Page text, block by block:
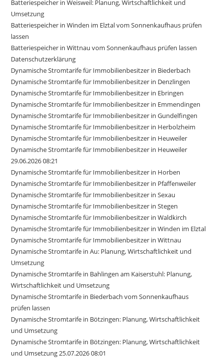
Batteriespeicher in Weisweil: Planung, Wirtschaftlichkeit und
Umsetzung
Batteriespeicher in Winden im Elztal vom Sonnenkaufhaus prüfen
lassen
Batteriespeicher in Wittnau vom Sonnenkaufhaus prüfen lassen
Datenschutzerklärung
Dynamische Stromtarife für Immobilienbesitzer in Biederbach
Dynamische Stromtarife für Immobilienbesitzer in Denzlingen
Dynamische Stromtarife für Immobilienbesitzer in Ebringen
Dynamische Stromtarife für Immobilienbesitzer in Emmendingen
Dynamische Stromtarife für Immobilienbesitzer in Gundelfingen
Dynamische Stromtarife für Immobilienbesitzer in Herbolzheim
Dynamische Stromtarife für Immobilienbesitzer in Heuweiler
Dynamische Stromtarife für Immobilienbesitzer in Heuweiler
29.06.2026 08:21
Dynamische Stromtarife für Immobilienbesitzer in Horben
Dynamische Stromtarife für Immobilienbesitzer in Pfaffenweiler
Dynamische Stromtarife für Immobilienbesitzer in Sexau
Dynamische Stromtarife für Immobilienbesitzer in Stegen
Dynamische Stromtarife für Immobilienbesitzer in Waldkirch
Dynamische Stromtarife für Immobilienbesitzer in Winden im Elztal
Dynamische Stromtarife für Immobilienbesitzer in Wittnau
Dynamische Stromtarife in Au: Planung, Wirtschaftlichkeit und
Umsetzung
Dynamische Stromtarife in Bahlingen am Kaiserstuhl: Planung,
Wirtschaftlichkeit und Umsetzung
Dynamische Stromtarife in Biederbach vom Sonnenkaufhaus
prüfen lassen
Dynamische Stromtarife in Bötzingen: Planung, Wirtschaftlichkeit
und Umsetzung
Dynamische Stromtarife in Bötzingen: Planung, Wirtschaftlichkeit
und Umsetzung 25.07.2026 08:01